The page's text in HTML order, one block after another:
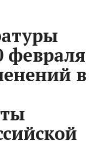
февраля
в